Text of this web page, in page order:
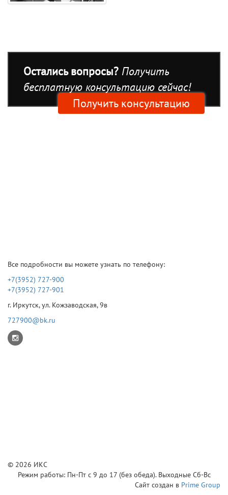
Остались вопросы? Получить
бесплатную консультацию сейчас!
Получить консультацию
Все подробности вы можете узнать по телефону:
+7(3952) 727-900
+7(3952) 727-901
г. Иркутск, ул. Кожзаводская, 9в
727900@bk.ru
© 2026 ИКС
Режим работы: Пн-Пт с 9 до 17 (без обеда). Выходные Сб-Вс
Сайт создан в Prime Group